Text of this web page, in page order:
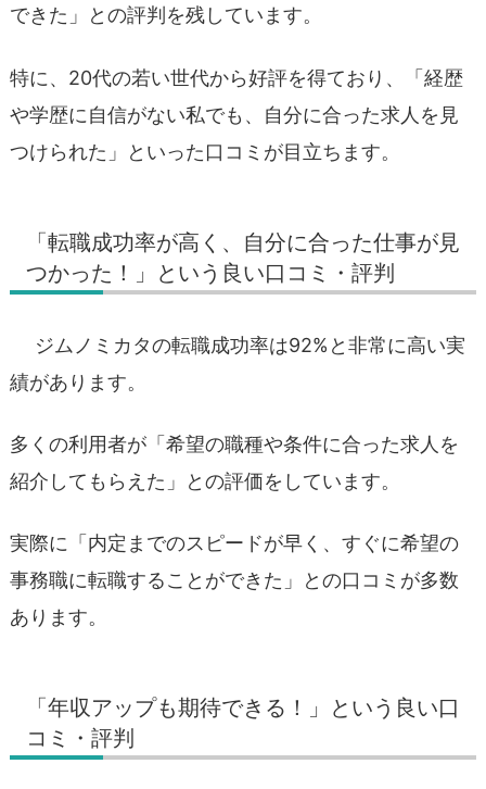
できた」との評判を残しています。
特に、20代の若い世代から好評を得ており、「経歴
や学歴に自信がない私でも、自分に合った求人を見
つけられた」といった口コミが目立ちます。
「転職成功率が高く、自分に合った仕事が見
つかった！」という良い口コミ・評判
ジムノミカタの転職成功率は92%と非常に高い実
績があります。
多くの利用者が「希望の職種や条件に合った求人を
紹介してもらえた」との評価をしています。
実際に「内定までのスピードが早く、すぐに希望の
事務職に転職することができた」との口コミが多数
あります。
「年収アップも期待できる！」という良い口
コミ・評判